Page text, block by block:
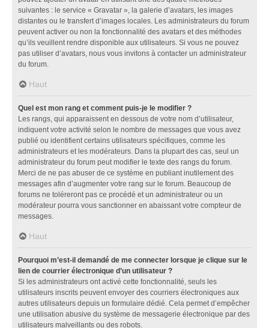
suivantes : le service « Gravatar », la galerie d’avatars, les images
distantes ou le transfert d’images locales. Les administrateurs du forum
peuvent activer ou non la fonctionnalité des avatars et des méthodes
qu’ils veuillent rendre disponible aux utilisateurs. Si vous ne pouvez
pas utiliser d’avatars, nous vous invitons à contacter un administrateur
du forum.
Haut
Quel est mon rang et comment puis-je le modifier ?
Les rangs, qui apparaissent en dessous de votre nom d’utilisateur,
indiquent votre activité selon le nombre de messages que vous avez
publié ou identifient certains utilisateurs spécifiques, comme les
administrateurs et les modérateurs. Dans la plupart des cas, seul un
administrateur du forum peut modifier le texte des rangs du forum.
Merci de ne pas abuser de ce système en publiant inutilement des
messages afin d’augmenter votre rang sur le forum. Beaucoup de
forums ne toléreront pas ce procédé et un administrateur ou un
modérateur pourra vous sanctionner en abaissant votre compteur de
messages.
Haut
Pourquoi m’est-il demandé de me connecter lorsque je clique sur le
lien de courrier électronique d’un utilisateur ?
Si les administrateurs ont activé cette fonctionnalité, seuls les
utilisateurs inscrits peuvent envoyer des courriers électroniques aux
autres utilisateurs depuis un formulaire dédié. Cela permet d’empêcher
une utilisation abusive du système de messagerie électronique par des
utilisateurs malveillants ou des robots.